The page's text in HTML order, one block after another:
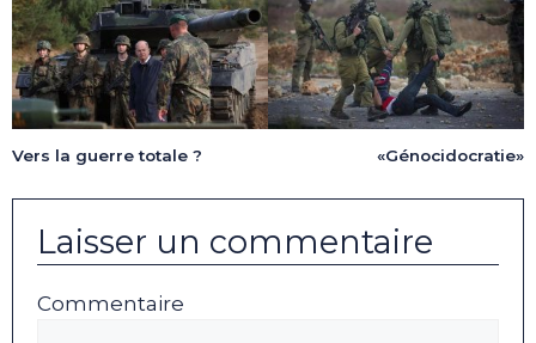
Vers la guerre totale ? «Génocidocratie»
Laisser un commentaire
Commentaire